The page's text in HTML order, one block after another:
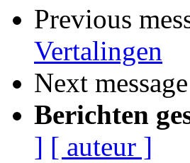
Previous
Vertalingen
Next
Berichten
] [ auteur ]